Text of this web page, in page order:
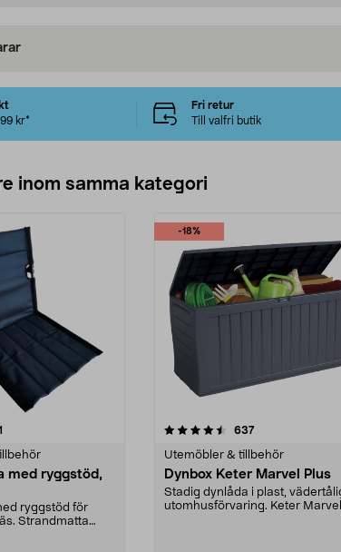
kr*
Fri retur
Till valfri butik
inom samma kategori
med ryggstöd,
ryggstöd för
Strandmatta
-18%
5 stjärnor 637recensioner
Utemöbler & tillbehör
Dynbox Keter Marvel Plus
Stadig dynlåda i plast,
utomhusförvaring. Keter Marvel
4.5 av 5 stjärnor